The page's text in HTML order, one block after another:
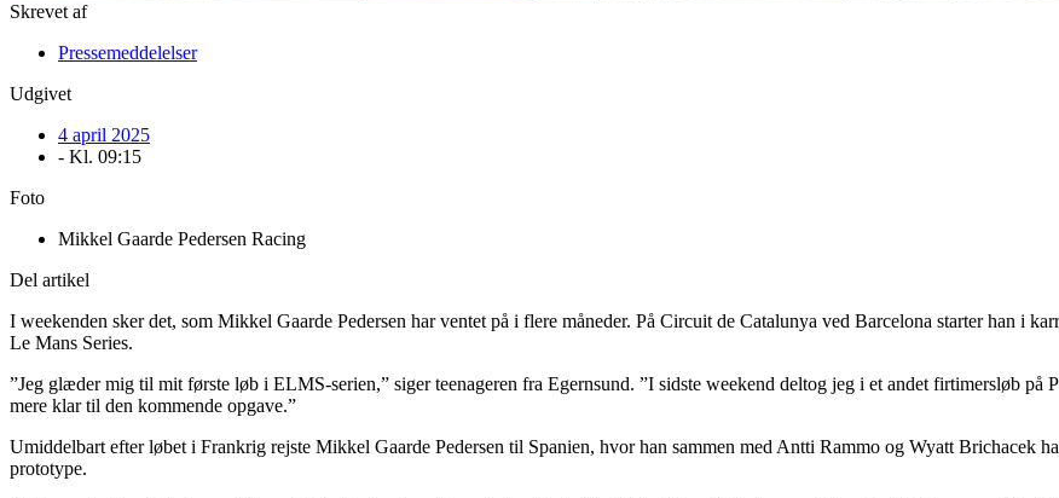
Skrevet af
Pressemeddelelser
Udgivet
4 april 2025
- Kl. 09:15
Foto
Mikkel Gaarde Pedersen Racing
Del artikel
I weekenden sker det, som Mikkel Gaarde Pedersen har ventet på i flere måneder. På Circuit de Catalunya ved Barcelona starter han i
Le Mans Series.
”Jeg glæder mig til mit første løb i ELMS-serien,” siger teenageren fra Egernsund. ”I sidste weekend deltog jeg i et andet firtimersløb
mere klar til den kommende opgave.”
Umiddelbart efter løbet i Frankrig rejste Mikkel Gaarde Pedersen til Spanien, hvor han sammen med Antti Rammo og Wyatt Brichacek
prototype.